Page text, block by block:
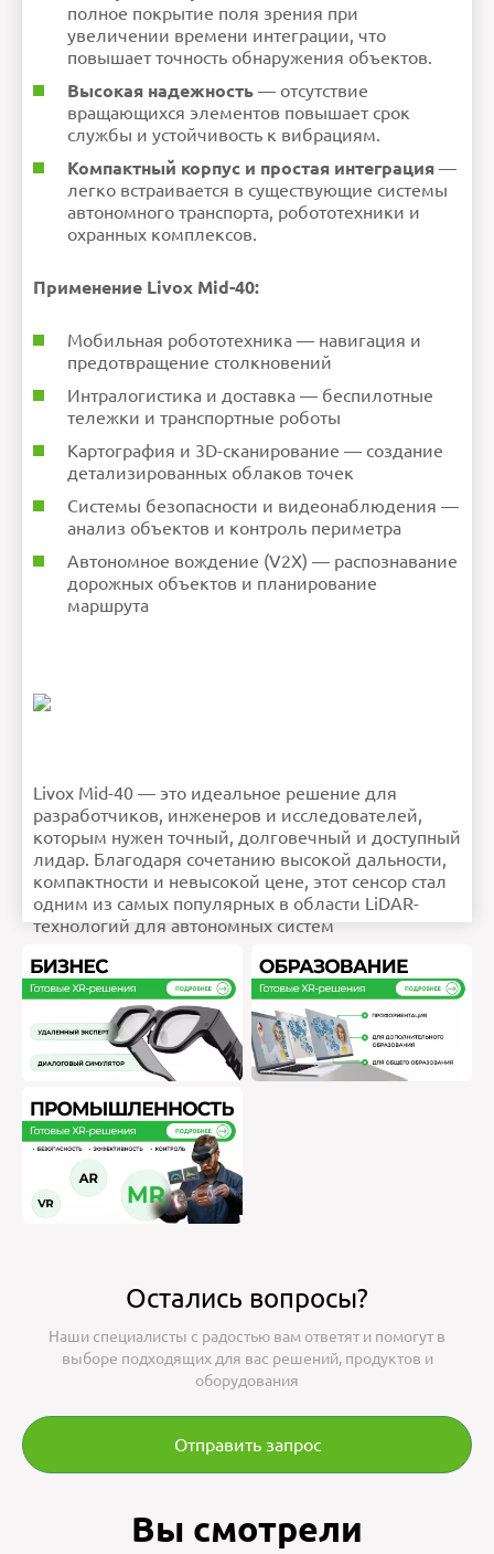
полное покрытие поля зрения при
увеличении времени интеграции, что
повышает точность обнаружения объектов.
Высокая надежность — отсутствие
вращающихся элементов повышает срок
службы и устойчивость к вибрациям.
Компактный корпус и простая интеграция —
легко встраивается в существующие системы
автономного транспорта, робототехники и
охранных комплексов.
Применение Livox Mid-40:
Мобильная робототехника — навигация и
предотвращение столкновений
Интралогистика и доставка — беспилотные
тележки и транспортные роботы
Картография и 3D-сканирование — создание
детализированных облаков точек
Системы безопасности и видеонаблюдения —
анализ объектов и контроль периметра
Автономное вождение (V2X) — распознавание
дорожных объектов и планирование
маршрута
Livox Mid-40 — это идеальное решение для
разработчиков, инженеров и исследователей,
которым нужен точный, долговечный и доступный
лидар. Благодаря сочетанию высокой дальности,
компактности и невысокой цене, этот сенсор стал
одним из самых популярных в области LiDAR-
технологий для автономных систем
Остались вопросы?
Наши специалисты с радостью вам ответят и помогут в
выборе подходящих для вас решений, продуктов и
оборудования
Отправить запрос
Вы смотрели